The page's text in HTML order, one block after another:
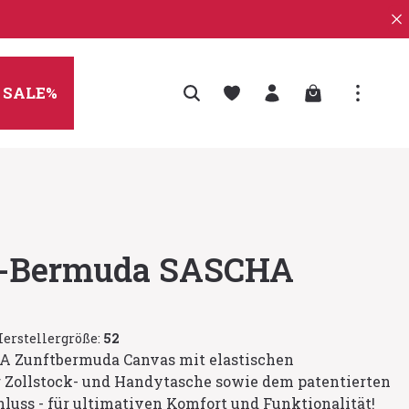
SALE% Warenkorb
SASCHA
52
Zunftbermuda Canvas mit elastischen
und Handytasche sowie dem patentierten
- für ultimativen Komfort und Funktionalität!